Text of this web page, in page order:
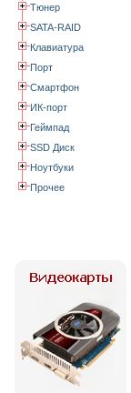
Тюнер
SATA-RAID
Клавиатура
Порт
Смартфон
ИК-порт
Геймпад
SSD Диск
Ноутбуки
Прочее